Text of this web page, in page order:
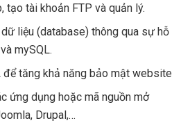
tạo tài khoản FTP và quản lý.
liệu (database) thông qua sự hỗ
mySQL.
để tăng khả năng bảo mật website
ứng dụng hoặc mã nguồn mở
Drupal,…